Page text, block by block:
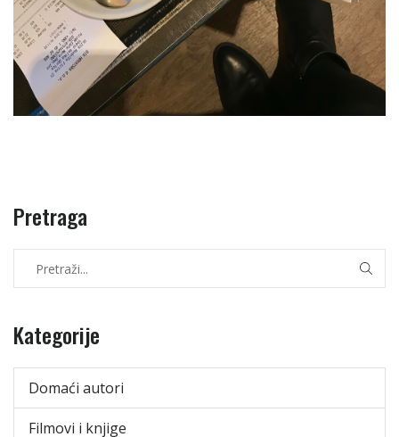
Pretraga
Kategorije
Domaći autori
Filmovi i knjige